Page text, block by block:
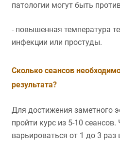
патологии могут быть
- повышенная температура
инфекции или простуды.
Сколько сеансов
результата?
Для достижения заметного
пройти курс из 5-10
варьироваться от 1 до 3 раз